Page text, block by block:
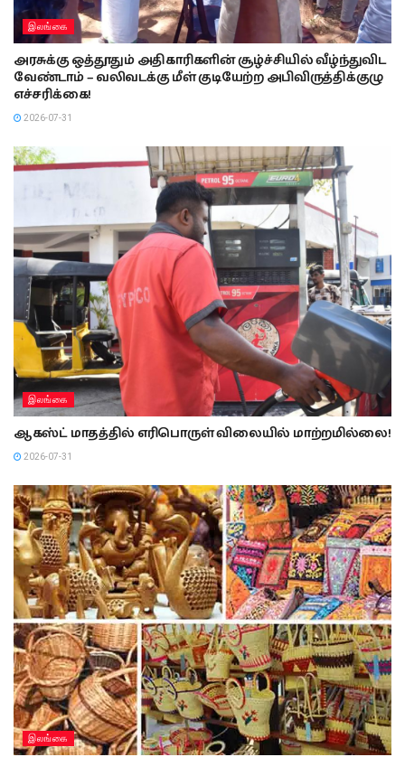
இலங்கை
அரசுக்கு ஒத்தூதும் அதிகாரிகளின் சூழ்ச்சியில் வீழ்ந்துவிட
வேண்டாம் – வலிவடக்கு மீள் குடியேற்ற அபிவிருத்திக்குழு
எச்சரிக்கை!
2026-07-31
இலங்கை
ஆகஸ்ட் மாதத்தில் எரிபொருள் விலையில் மாற்றமில்லை!
2026-07-31
இலங்கை